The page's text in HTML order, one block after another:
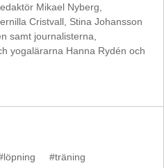
Mikael Nyberg,
Cristvall, Stina Johansson
samt journalisterna,
yogalärarna Hanna Rydén och
#träning